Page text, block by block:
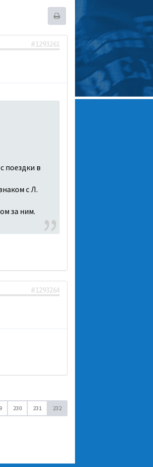
#1293261
поездки в
с Л.
за ним.
#1293264
230 231 232